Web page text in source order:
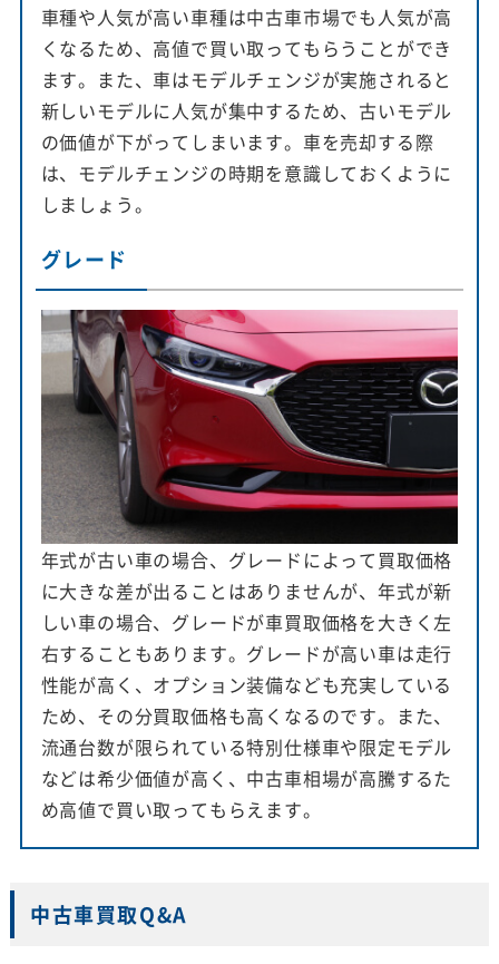
車種や人気が高い車種は中古車市場でも人気が高
くなるため、高値で買い取ってもらうことができ
ます。また、車はモデルチェンジが実施されると
新しいモデルに人気が集中するため、古いモデル
の価値が下がってしまいます。車を売却する際
は、モデルチェンジの時期を意識しておくように
しましょう。
グレード
年式が古い車の場合、グレードによって買取価格
に大きな差が出ることはありませんが、年式が新
しい車の場合、グレードが車買取価格を大きく左
右することもあります。グレードが高い車は走行
性能が高く、オプション装備なども充実している
ため、その分買取価格も高くなるのです。また、
流通台数が限られている特別仕様車や限定モデル
などは希少価値が高く、中古車相場が高騰するた
め高値で買い取ってもらえます。
中古車買取Q&A